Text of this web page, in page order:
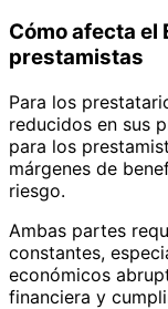
Cómo afecta el
prestamistas
Para los
reducidos en sus
para los
márgenes de
riesgo.
Ambas partes
constantes,
económicos
financiera y